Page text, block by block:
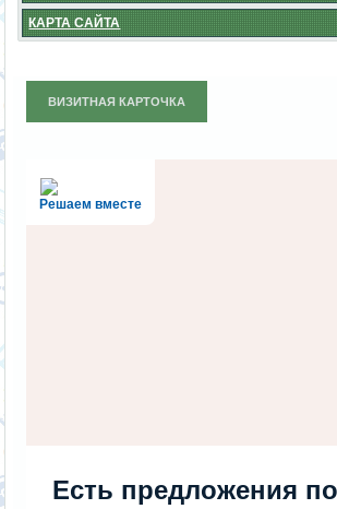
КАРТА САЙТА
ВИЗИТНАЯ КАРТОЧКА
Решаем вместе
Есть предложения по